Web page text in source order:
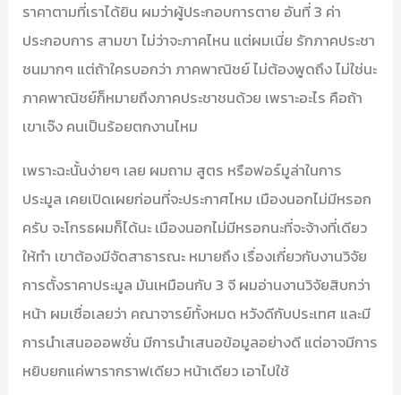
ราคาตามที่เราได้ยิน ผมว่าผู้ประกอบการตาย อันที่ 3 ค่า
ประกอบการ สามขา ไม่ว่าจะภาคไหน แต่ผมเนี่ย รักภาคประชา
ชนมากๆ แต่ถ้าใครบอกว่า ภาคพาณิชย์ ไม่ต้องพูดถึง ไม่ใช่นะ
ภาคพาณิชย์ก็หมายถึงภาคประชาชนด้วย เพราะอะไร คือถ้า
เขาเจ๊ง คนเป็นร้อยตกงานไหม
เพราะฉะนั้นง่ายๆ เลย ผมถาม สูตร หรือฟอร์มูล่าในการ
ประมูล เคยเปิดเผยก่อนที่จะประกาศไหม เมืองนอกไม่มีหรอก
ครับ จะโกรธผมก็ได้นะ เมืองนอกไม่มีหรอกนะที่จะจ้างที่เดียว
ให้ทำ เขาต้องมีจัดสาธารณะ หมายถึง เรื่องเกี่ยวกับงานวิจัย
การตั้งราคาประมูล มันเหมือนกับ 3 จี ผมอ่านงานวิจัยสิบกว่า
หน้า ผมเชื่อเลยว่า คณาจารย์ทั้งหมด หวังดีกับประเทศ และมี
การนำเสนอออพชั่น มีการนำเสนอข้อมูลอย่างดี แต่อาจมีการ
หยิบยกแค่พารากราฟเดียว หน้าเดียว เอาไปใช้